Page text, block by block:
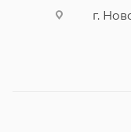
г.